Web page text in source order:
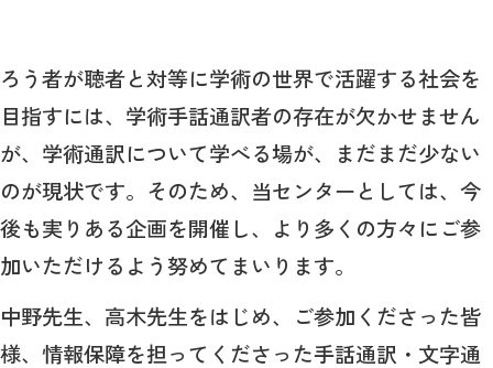
ろう者が聴者と対等に学術の世界で活躍する社会を
目指すには、学術手話通訳者の存在が欠かせません
が、学術通訳について学べる場が、まだまだ少ない
のが現状です。そのため、当センターとしては、今
後も実りある企画を開催し、より多くの方々にご参
加いただけるよう努めてまいります。
中野先生、高木先生をはじめ、ご参加くださった皆
様、情報保障を担ってくださった手話通訳・文字通